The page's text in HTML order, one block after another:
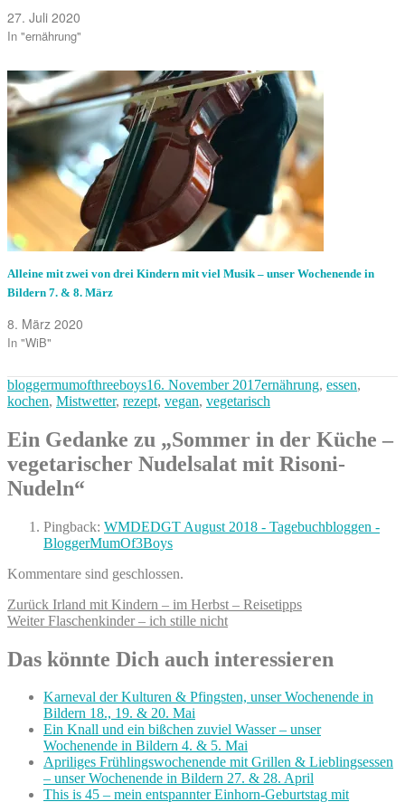
27. Juli 2020
In "ernährung"
Alleine mit zwei von drei Kindern mit viel Musik – unser Wochenende in
Bildern 7. & 8. März
8. März 2020
In "WiB"
Autor
bloggermumofthreeboysVeröffentlicht
am
16. November 2017Kategorien
ernährung, essen,
kochen, Mistwetter, rezept, vegan, vegetarisch
Ein Gedanke zu „Sommer in der Küche –
vegetarischer Nudelsalat mit Risoni-
Nudeln“
Pingback: WMDEDGT August 2018 - Tagebuchbloggen -
BloggerMumOf3Boys
Kommentare sind geschlossen.
Beitragsnavigation
Zurück Vorheriger
Beitrag:
Irland mit Kindern – im Herbst – Reisetipps
Weiter Nächster
Flaschenkinder – ich stille nicht
Das könnte Dich auch interessieren
Karneval der Kulturen & Pfingsten, unser Wochenende in
Bildern 18., 19. & 20. Mai
Ein Knall und ein bißchen zuviel Wasser – unser
Wochenende in Bildern 4. & 5. Mai
Apriliges Frühlingswochenende mit Grillen & Lieblingsessen
– unser Wochenende in Bildern 27. & 28. April
This is 45 – mein entspannter Einhorn-Geburtstag mit